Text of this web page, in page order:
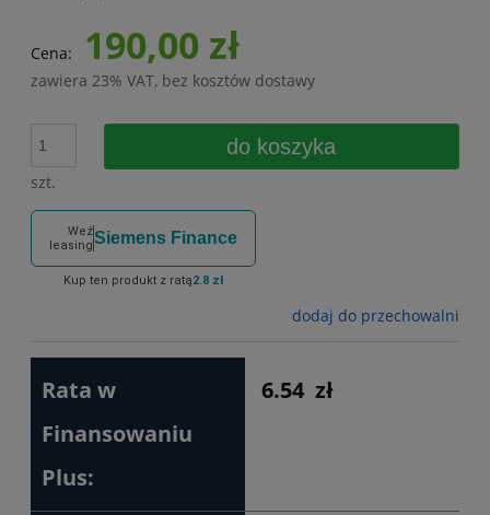
Cena: 190,00 zł
zawiera 23% VAT, bez kosztów dostawy
szt.
do koszyka
Weź
leasingSiemens Finance
Kup ten produkt z ratą2.8 zł
dodaj do przechowalni
Rata w
Finansowaniu
Plus:
6.54 zł